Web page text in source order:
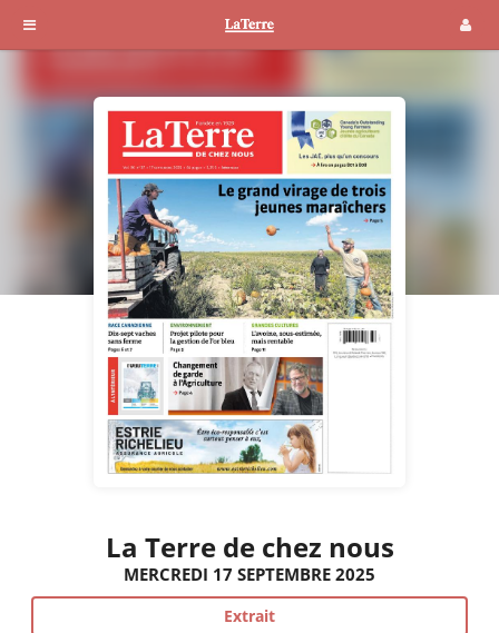
La Terre de chez nous
MERCREDI 17 SEPTEMBRE 2025
Extrait